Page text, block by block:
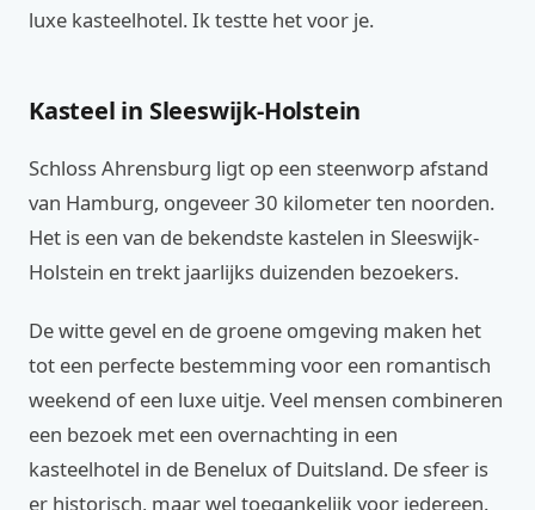
luxe kasteelhotel. Ik testte het voor je.
Kasteel in Sleeswijk-Holstein
Schloss Ahrensburg ligt op een steenworp afstand
van Hamburg, ongeveer 30 kilometer ten noorden.
Het is een van de bekendste kastelen in Sleeswijk-
Holstein en trekt jaarlijks duizenden bezoekers.
De witte gevel en de groene omgeving maken het
tot een perfecte bestemming voor een romantisch
weekend of een luxe uitje. Veel mensen combineren
een bezoek met een overnachting in een
kasteelhotel in de Benelux of Duitsland. De sfeer is
er historisch, maar wel toegankelijk voor iedereen.